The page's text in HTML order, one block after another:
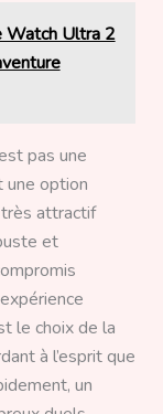
Watch Ultra 2
pas une
une option
attractif
et
le choix de la
à l’esprit que
un